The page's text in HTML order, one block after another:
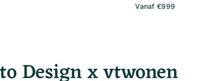
Vanaf €999
Design x vtwonen